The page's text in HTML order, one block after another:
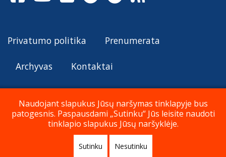
Privatumo politika Prenumerata
Archyvas Kontaktai
© Katalikų Tradicija 2026
Naudojant slapukus Jūsų naršymas tinklapyje bus
patogesnis. Paspausdami „Sutinku“ Jūs leisite naudoti
tinklapio slapukus Jūsų naršyklėje.
Sutinku Nesutinku